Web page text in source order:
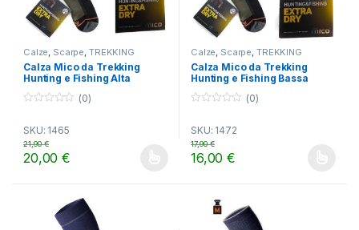
Calze, Scarpe, TREKKING
Calza Mico da Trekking
Hunting e Fishing Alta
u
t
o
f
(0)
SKU: 1465
20,00€
21,90€
Questo prodotto ha più varianti. Le opzioni possono essere
Calze, Scarpe, TREKKING
Calza Mico da Trekking
Hunting e Fishing Bassa
u
t
o
f
(0)
SKU: 1472
16,00€
17,90€
Questo prodotto ha più